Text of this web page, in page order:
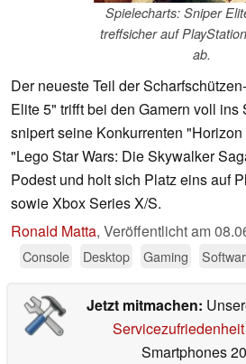
Spielecharts: Sniper
treffsicher auf
ab.
Der neueste Teil der
Elite 5" trifft bei den Gamern voll
snipert seine Konkurrenten
"Lego Star Wars: Die Skywalker
Podest und holt sich Platz eins auf
sowie Xbox Series X/S.
Ronald Matta, Veröffentlicht am
Console
Desktop Gaming
Jetzt mitmachen:
Servicezufriedenheit
Smartphones